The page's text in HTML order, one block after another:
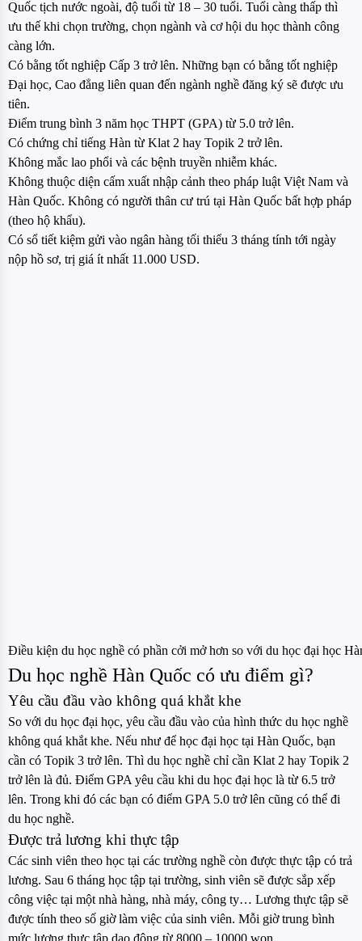
Quốc tịch nước ngoài, độ tuổi từ 18 – 30 tuổi. Tuổi càng thấp thì
ưu thế khi chọn trường, chọn ngành và cơ hội du học thành công
càng lớn.
Có bằng tốt nghiệp Cấp 3 trở lên. Những bạn có bằng tốt nghiệp
Đại học, Cao đẳng liên quan đến ngành nghề đăng ký sẽ được ưu
tiên.
Điểm trung bình 3 năm học THPT (GPA) từ 5.0 trở lên.
Có chứng chỉ tiếng Hàn từ Klat 2 hay Topik 2 trở lên.
Không mắc lao phổi và các bệnh truyền nhiễm khác.
Không thuộc diện cấm xuất nhập cảnh theo pháp luật Việt Nam và
Hàn Quốc. Không có người thân cư trú tại Hàn Quốc bất hợp pháp
(theo hộ khẩu).
Có sổ tiết kiệm gửi vào ngân hàng tối thiểu 3 tháng tính tới ngày
nộp hồ sơ, trị giá ít nhất 11.000 USD.
Điều kiện du học nghề có phần cởi mở hơn so với du học đại học
Du học nghề Hàn Quốc có ưu điểm gì?
Yêu cầu đầu vào không quá khắt khe
So với du học đại học, yêu cầu đầu vào của hình thức du học nghề
không quá khắt khe. Nếu như để học đại học tại Hàn Quốc, bạn
cần có Topik 3 trở lên. Thì du học nghề chỉ cần Klat 2 hay Topik 2
trở lên là đủ. Điểm GPA yêu cầu khi du học đại học là từ 6.5 trở
lên. Trong khi đó các bạn có điểm GPA 5.0 trở lên cũng có thể đi
du học nghề.
Được trả lương khi thực tập
Các sinh viên theo học tại các trường nghề còn được thực tập có trả
lương. Sau 6 tháng học tập tại trường, sinh viên sẽ được sắp xếp
công việc tại một nhà hàng, nhà máy, công ty… Lương thực tập sẽ
được tính theo số giờ làm việc của sinh viên. Mỗi giờ trung bình
mức lương thực tập dao động từ 8000 – 10000 won.